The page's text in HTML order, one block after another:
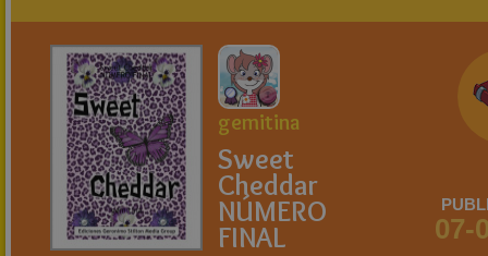
gemitina
Sweet
Cheddar
NÚMERO
FINAL 07-